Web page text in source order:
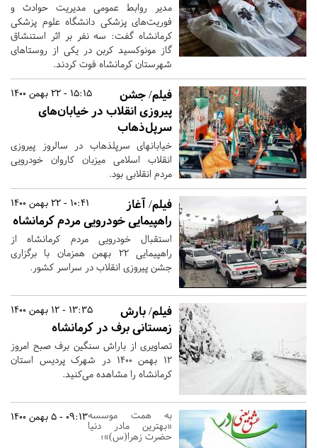
مدیر روابط عمومی مدیریت حوادث و
فوریت‌های پزشکی دانشگاه علوم پزشکی
کرمانشاه گفت: سه نفر بر اثر استنشاق
گاز مونوکسید کربن در یکی از روستاهای
شهرستان کرمانشاه فوت کردند.
15:15 - 22 بهمن 1400
فیلم/ جشن
پیروزی انقلاب در خیابان‌های
سرپل‌ذهاب
خیابانهای سرپلذهاب در سالروز پیروزی
انقلاب اسلامی میزبان کاروان خودرویی
مردم انقلابی بود.
10:41 - 22 بهمن 1400
فیلم/ آغاز
راهپیمایی خودرویی مردم کرمانشاه
استقبال خودرویی مردم کرمانشاه از
راهپیمایی ۲۲ بهمن همزمان با برگزاری
جشن پیروزی انقلاب در سراسر کشور.
13:35 - 12 بهمن 1400
فیلم/ بارش
زمستانی برف در کرمانشاه
تصاویری از باراش سنگین برف صبح امروز
۱۲ بهمن ۱۴۰۰ در شهرک پردیس استان
کرمانشاه را مشاهده می‌کنید.
09:13 - 5 بهمن 1400به همت موسسه
«بهترین مادر دنیا
حضرت زهرا(س)»؛